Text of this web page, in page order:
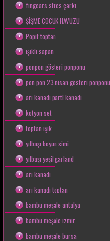
fingears stres çarkı
ŞİŞME ÇOCUK HAVUZU
Popit toptan
ışıklı sapan
ponpon gösteri ponponu
pon pon 23 nisan gösteri ponponu
arı kanadı parti kanadı
kotyon set
toptan ışık
yılbaşı boyun simi
yılbaşı yeşil garland
arı kanadı
arı kanadı toptan
bambu meşale antalya
bambu meşale izmir
bambu meşale bursa